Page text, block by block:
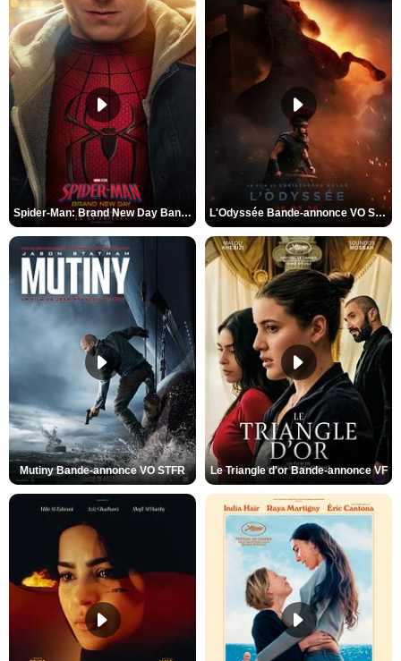
Spider-Man: Brand New Day Bande-annonce VO STFR L'Odyssée Bande-annonce VO STFR
Mutiny Bande-annonce VO STFR Le Triangle d'or Bande-annonce VF